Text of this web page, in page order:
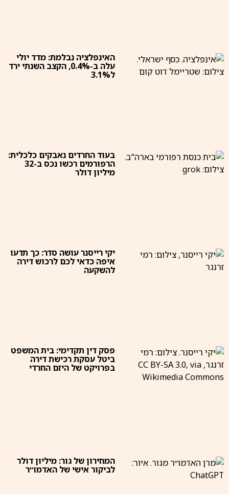
האינפלציה נבלמת: מדד יולי
עלה ב-0.4%, הקצב השנתי ירד
ל3.1%
בעוד החרדים נאבקים כלכלית:
הרפורמים רכשו נכס ב-32
מיליון דולר
יקי רייסנר עושה סדר: כך תדעו
איפה כדאי לכם לרכוש דירה
להשקעה
פסק דין תקדימי: בית המשפט
ביטל עסקת רכישת דירה
בפרויקט של היזם החרדי
המחירון של גור: מיליון דולר
לביקור אישי של האדמו״ר